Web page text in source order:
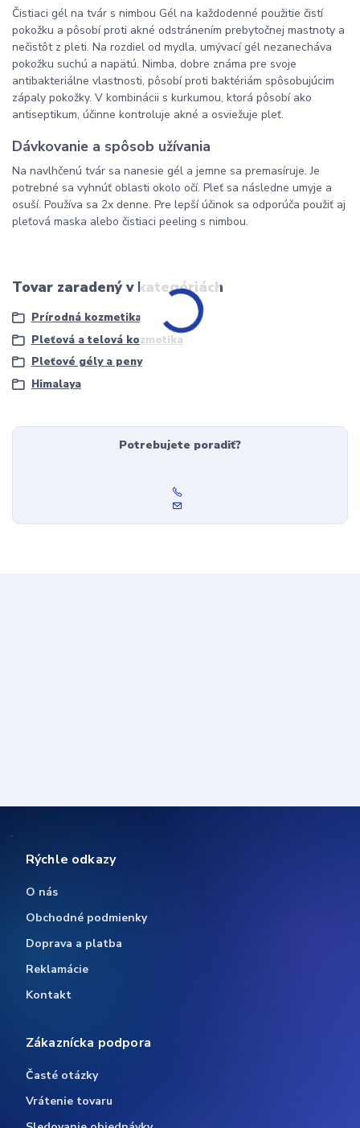
Čistiaci gél na tvár s nimbou Gél na každodenné použitie čistí
pokožku a pôsobí proti akné odstránením prebytočnej mastnoty a
nečistôt z pleti. Na rozdiel od mydla, umývací gél nezanecháva
pokožku suchú a napätú. Nimba, dobre známa pre svoje
antibakteriálne vlastnosti, pôsobí proti baktériám spôsobujúcim
zápaly pokožky. V kombinácii s kurkumou, ktorá pôsobí ako
antiseptikum, účinne kontroluje akné a osviežuje pleť.
Dávkovanie a spôsob užívania
Na navlhčenú tvár sa nanesie gél a jemne sa premasíruje. Je
potrebné sa vyhnúť oblasti okolo očí. Pleť sa následne umyje a
osuší. Používa sa 2x denne. Pre lepší účinok sa odporúča použiť aj
pleťová maska alebo čistiaci peeling s nimbou.
Tovar zaradený v kategóriách
Prírodná kozmetika
Pleťová a telová kozmetika
Pleťové gély a peny
Himalaya
Potrebujete poradiť?
Rýchle odkazy
O nás
Obchodné podmienky
Doprava a platba
Reklamácie
Kontakt
Zákaznícka podpora
Časté otázky
Vrátenie tovaru